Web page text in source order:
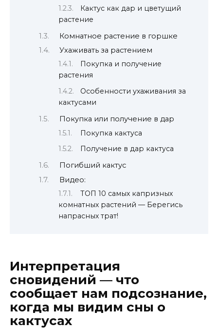
Кактус как дар и цветущий
растение
Комнатное растение в горшке
Ухаживать за растением
Покупка и получение
растения
Особенности ухаживания за
кактусами
Покупка или получение в дар
Покупка кактуса
Получение в дар кактуса
Погибший кактус
Видео:
ТОП 10 самых капризных
комнатных растений — Берегись
напрасных трат!
Интерпретация
сновидений — что
сообщает нам подсознание,
когда мы видим сны о
кактусах